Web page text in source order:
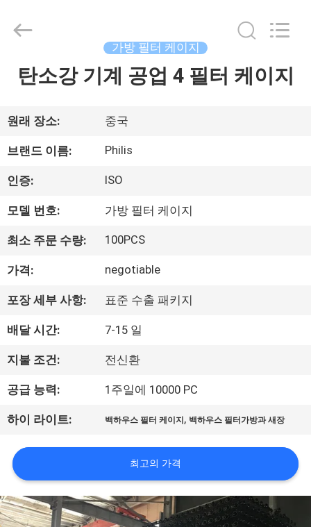
집
제
품
회
개
공
장
견
학
품
질
관
Hangzhou
Philis
가방 필터 케이지
탄소강 기계 공업 4 필터 케이지
원래 장소: 중국
브랜드 이름: Philis
인증: ISO
모델 번호: 가방 필터 케이지
최소 주문 수량: 100PCS
가격: negotiable
포장 세부 사항: 표준 수출 패키지
배달 시간: 7-15 일
지불 조건: 전신환
공급 능력: 1주일에 10000 PC
하이 라이트: 백하우스 필터 케이지 , 백하우스 필터가방과 새장
최고의 가격